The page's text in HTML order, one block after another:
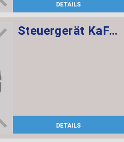
DETAILS
Steuergerät KaFAS
DETAILS